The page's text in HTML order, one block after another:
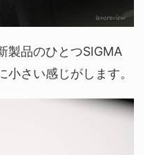
製品のひとつSIGMA
さい感じがします。